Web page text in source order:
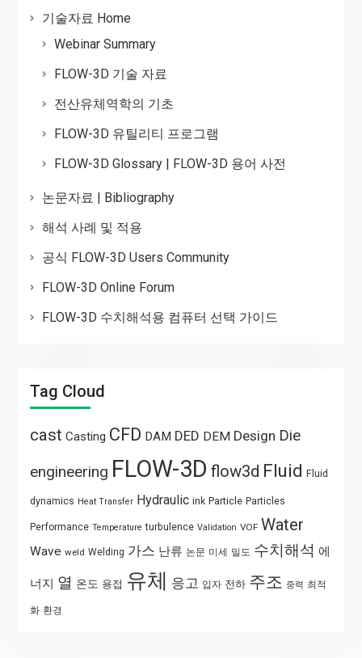
기술자료 Home
Webinar Summary
FLOW-3D 기술 자료
전산유체역학의 기초
FLOW-3D 유틸리티 프로그램
FLOW-3D Glossary | FLOW-3D 용어 사전
논문자료 | Bibliography
해석 사례 및 적용
공식 FLOW-3D Users Community
FLOW-3D Online Forum
FLOW-3D 수치해석용 컴퓨터 선택 가이드
Tag Cloud
cast Casting CFD DAM DED DEM Design Die
engineering FLOW-3D flow3d Fluid Fluid
dynamics Heat Transfer Hydraulic ink Particle Particles
Performance Temperature turbulence Validation VOF Water
Wave weld Welding 가스 난류 논문 미세 밀도 수치해석 에
너지 열 온도 용접 유체 응고 입자 전하 주조 중력 최적
화 환경